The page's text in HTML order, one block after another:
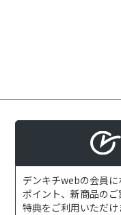
デンキチwebの会員
ポイント、新商品の
特典をご利用いただ